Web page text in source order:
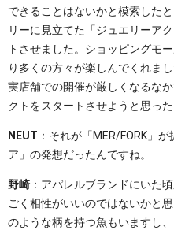
できることはないかと模索した
リーに見立てた「ジュエリーア
トさせました。ショッピングモ
り多くの方々が楽しんでくれま
実店舗での開催が厳しくなるな
クトをスタートさせようと思った
NEUT ：それが「MER/FORK」
ア」の発想だったんですね。
野崎 ：アパレルブランドにいた
ごく相性がいいのではないかと
のような柄を持つ魚もいますし